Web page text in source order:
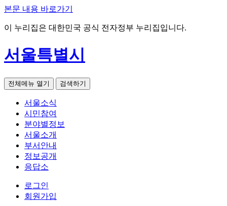
본문 내용 바로가기
이 누리집은 대한민국 공식 전자정부 누리집입니다.
서울특별시
전체메뉴 열기 검색하기
서울소식
시민참여
분야별정보
서울소개
부서안내
정보공개
응답소
로그인
회원가입